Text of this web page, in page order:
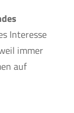
Interesse
immer
auf